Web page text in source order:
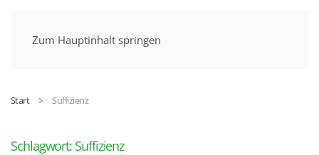
Zum Hauptinhalt springen
Start Suffizienz
Schlagwort: Suffizienz